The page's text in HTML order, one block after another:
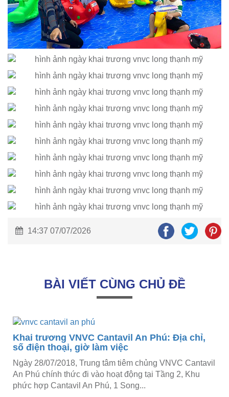
14:37 07/07/2026
BÀI VIẾT CÙNG CHỦ ĐỀ
Khai trương VNVC Cantavil An Phú: Địa chỉ,
số điện thoại, giờ làm việc
Ngày 28/07/2018, Trung tâm tiêm chủng VNVC Cantavil
An Phú chính thức đi vào hoạt động tại Tầng 2, Khu
phức hợp Cantavil An Phú, 1 Song...